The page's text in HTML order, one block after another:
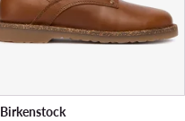
Birkenstock